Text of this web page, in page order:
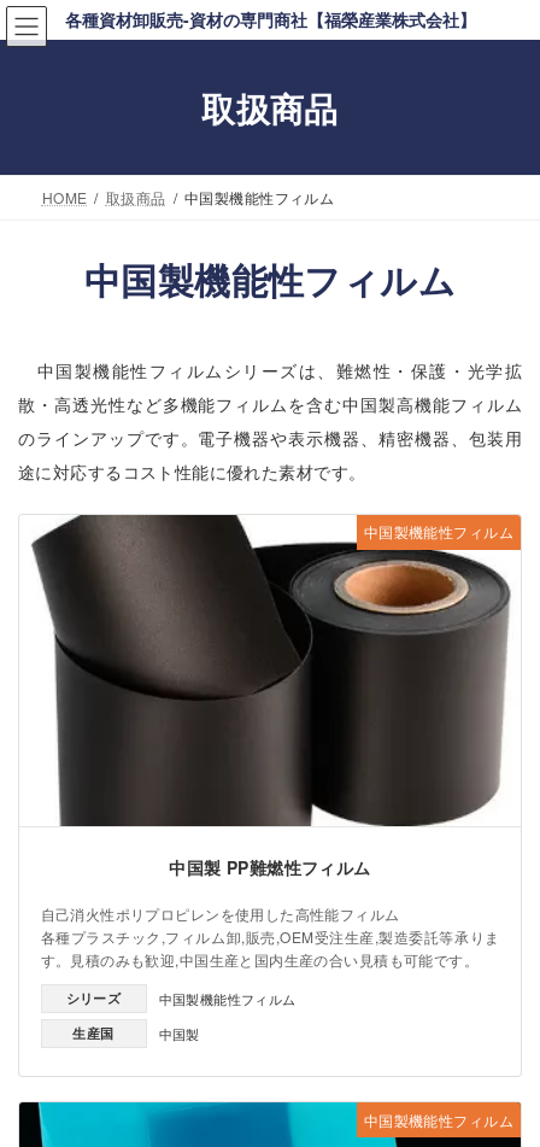
コ
ン
ナ
ビ
各種資材卸販売-資材の専門商社【福榮産業株式会社】
取扱商品
HOME 取扱商品 中国製機能性フィルム
中国製機能性フィルム
中国製機能性フィルムシリーズは、難燃性・保護・光学拡
散・高透光性など多機能フィルムを含む中国製高機能フィルム
のラインアップです。電子機器や表示機器、精密機器、包装用
途に対応するコスト性能に優れた素材です。
中国製機能性フィルム
中国製 PP難燃性フィルム
自己消火性ポリプロピレンを使用した高性能フィルム
各種プラスチック,フィルム卸,販売,OEM受注生産,製造委託等承りま
す。見積のみも歓迎,中国生産と国内生産の合い見積も可能です。
シリーズ 中国製機能性フィルム
生産国 中国製
中国製機能性フィルム